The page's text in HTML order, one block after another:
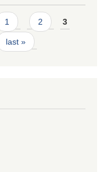
1 2 3
last »